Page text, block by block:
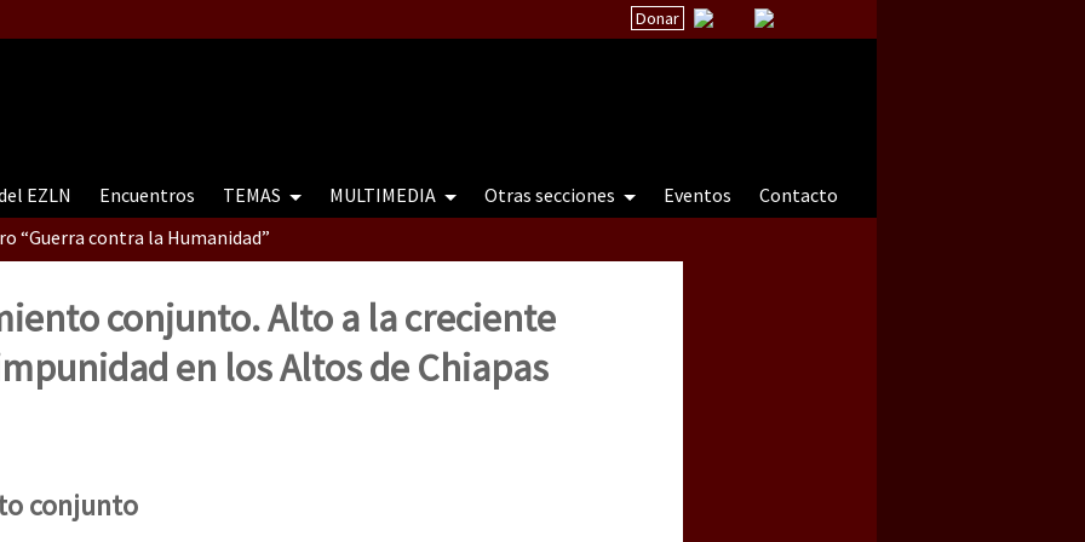
Donar
EZLN Encuentros TEMAS MULTIMEDIA Otras secciones Eventos
Contacto
“Guerra contra la Humanidad”
“Guerra contra a Humanidade”(As populações e a natureza e a natureza sob cerco)
contra a Humanidade” (As populações e a natureza sob cerco)
conjunto. Alto a la creciente
en los Altos de Chiapas
conjunto